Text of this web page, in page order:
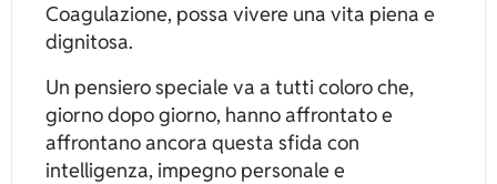
Coagulazione, possa vivere una vita piena e
dignitosa.
Un pensiero speciale va a tutti coloro che,
giorno dopo giorno, hanno affrontato e
affrontano ancora questa sfida con
intelligenza, impegno personale e